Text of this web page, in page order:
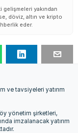
gelişmeleri yakından
döviz, altın ve kripto
eder.
ve tavsiyeleri yatırım
yönetim şirketleri,
imzalanacak yatırım